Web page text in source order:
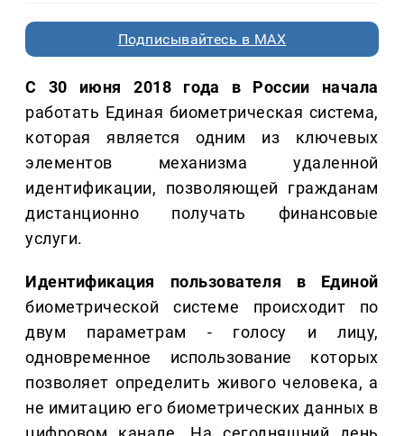
Подписывайтесь в MAX
С 30 июня 2018 года в России начала
работать Единая биометрическая система,
которая является одним из ключевых
элементов механизма удаленной
идентификации, позволяющей гражданам
дистанционно получать финансовые
услуги.
Идентификация пользователя в Единой
биометрической системе происходит по
двум параметрам - голосу и лицу,
одновременное использование которых
позволяет определить живого человека, а
не имитацию его биометрических данных в